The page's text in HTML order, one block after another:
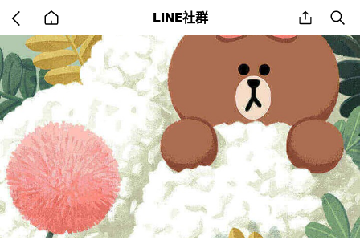
back
to
home
LINE社群 share